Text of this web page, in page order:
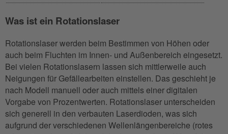
Was ist ein Rotationslaser
Rotationslaser werden beim Bestimmen von Höhen oder
auch beim Fluchten im Innen- und Außenbereich eingesetzt.
Bei vielen Rotationslasern lassen sich mittlerweile auch
Neigungen für Gefällearbeiten einstellen. Das geschieht je
nach Modell manuell oder auch mittels einer digitalen
Vorgabe von Prozentwerten. Rotationslaser unterscheiden
sich generell in den verbauten Laserdioden, was sich
aufgrund der verschiedenen Wellenlängenbereiche (rotes